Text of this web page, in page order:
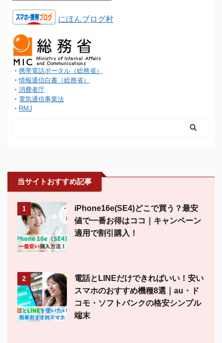
にほんブログ村
・ 携帯電話ポータル（総務省）
・情報通信白書（総務省）
・ 消費者庁
・ 電気通信事業法
・ RMJ
当サイトおすすめ記事
1
iPhone16e(SE4)どこで買う？最安
値で一番お得はココ｜キャンペーン
適用で割引購入！
2
電話とLINEだけできればいい！安い
スマホのおすすめ機種8選｜au・ド
コモ・ソフトバンクの格安シンプル
端末